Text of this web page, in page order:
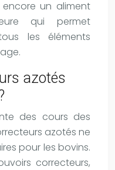
encore un aliment
qui permet
les éléments
azotés
des cours des
azotés ne
pour les bovins.
correcteurs,